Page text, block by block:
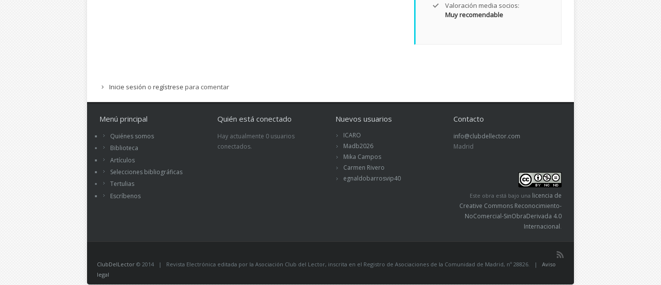
Valoración media socios:
Muy recomendable
Inicie sesión o regístrese para comentar
Menú principal
Quiénes somos
Biblioteca
Artículos
Selecciones bibliográficas
Tertulias
Escríbenos
Quién está conectado
Hay actualmente 0 usuarios
conectados.
Nuevos usuarios
ICARO
Madb2026
Mika Campos
Carmen Rivero
egnaldobarrosvip40
Contacto
info@clubdellector.com
Madrid
Este obra está bajo una licencia de
Creative Commons Reconocimiento-
NoComercial-SinObraDerivada 4.0
Internacional
ClubDelLector © 2014 | Revista Electrónica editada por la Asociación Club del Lector, inscrita en el Registro de Asociaciones de la Comunidad de Madrid, nº 28826. | Aviso
legal